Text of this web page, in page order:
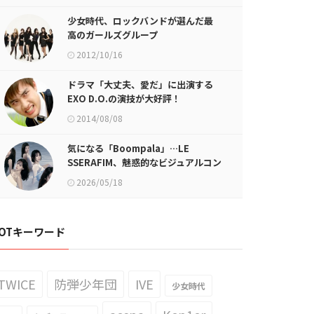
少女時代、ロックバンドが選んだ最
高のガールズグループ
2012/10/16
ドラマ「大丈夫、愛だ」に出演する
EXO D.O.の演技が大好評！
2014/08/08
気になる「Boompala」…LE
SSERAFIM、魅惑的なビジュアルコン
セプト公開！
2026/05/18
キーワード
防弾少年団 IVE 少女時代